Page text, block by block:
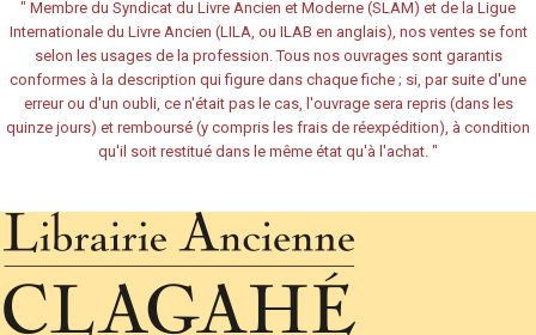
" Membre du Syndicat du Livre Ancien et Moderne (SLAM) et de la Ligue
Internationale du Livre Ancien (LILA, ou ILAB en anglais), nos ventes se font
selon les usages de la profession. Tous nos ouvrages sont garantis
conformes à la description qui figure dans chaque fiche ; si, par suite d'une
erreur ou d'un oubli, ce n'était pas le cas, l'ouvrage sera repris (dans les
quinze jours) et remboursé (y compris les frais de réexpédition), à condition
qu'il soit restitué dans le même état qu'à l'achat. "